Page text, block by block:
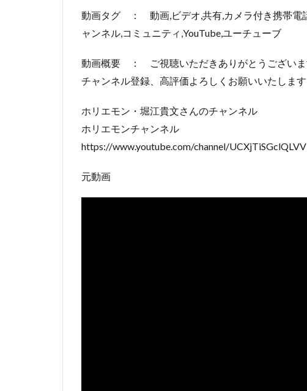
動画タグ ： 動画,ビデオ,共有,カメラ付き携帯電
ャンネル,コミュニティ,YouTube,ユーチューブ
動画概要 ： ご視聴いただきありがとうございま
チャンネル登録、高評価よろしくお願いいたします
ホリエモン・堀江貴文さんのチャンネル
ホリエモンチャンネル
https://www.youtube.com/channel/
元動画